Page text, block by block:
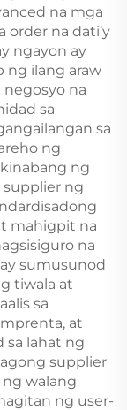
na mga
order na dati’y
ngayon ay
ng ilang araw
na
sa
sa
ng
ng
ng
mahigpit na
na
sumusunod
tiwala at
sa
at
sa lahat ng
supplier
walang
ng user-